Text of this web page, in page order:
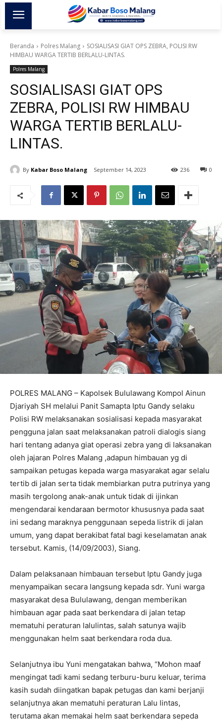
Beranda Polres Malang
SOSIALISASI GIAT OPS ZEBRA, POLISI RW
HIMBAU WARGA TERTIB BERLALU-LINTAS.
Polres Malang
SOSIALISASI GIAT OPS
ZEBRA, POLISI RW HIMBAU
WARGA TERTIB BERLALU-
LINTAS.
By Kabar Boso Malang September 14, 2023 0
236
POLRES MALANG – Kapolsek Bululawang Kompol Ainun
Djariyah SH melalui Panit Samapta Iptu Gandy selaku
Polisi RW melaksanakan sosialisasi kepada masyarakat
pengguna jalan saat melaksanakan patroli dialogis siang
hari tentang adanya giat operasi zebra yang di laksanakan
oleh jajaran Polres Malang ,adapun himbauan yg di
sampaikan petugas kepada warga masyarakat agar selalu
tertib di jalan serta tidak membiarkan putra putrinya yang
masih tergolong anak-anak untuk tidak di ijinkan
mengendarai kendaraan bermotor khususnya pada saat
ini sedang maraknya penggunaan sepeda listrik di jalan
umum, yang dapat berakibat fatal bagi keselamatan anak
tersebut. Kamis, (14/09/2003), Siang.
Dalam pelaksanaan himbauan tersebut Iptu Gandy juga
menyampaikan secara langsung kepada sdr. Yuni warga
masyarakat desa Bululawang, dengan memberikan
himbauan agar pada saat berkendara di jalan tetap
mematuhi peraturan lalulintas, salah satunya wajib
menggunakan helm saat berkendara roda dua.
Selanjutnya ibu Yuni mengatakan bahwa, “Mohon maaf
mengingat tadi kami sedang terburu-buru keluar, terima
kasih sudah diingatkan bapak petugas dan kami berjanji
selanjutnya akan mematuhi peraturan Lalu lintas,
terutama akan memakai helm saat berkendara sepeda